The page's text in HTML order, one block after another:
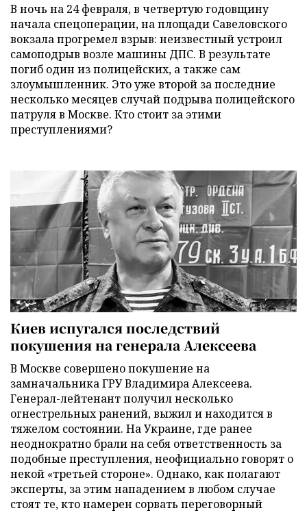
В ночь на 24 февраля, в четвертую годовщину
начала спецоперации, на площади Савеловского
вокзала прогремел взрыв: неизвестный устроил
самоподрыв возле машины ДПС. В результате
погиб один из полицейских, а также сам
злоумышленник. Это уже второй за последние
несколько месяцев случай подрыва полицейского
патруля в Москве. Кто стоит за этими
преступлениями?
Киев испугался последствий
покушения на генерала Алексеева
В Москве совершено покушение на
замначальника ГРУ Владимира Алексеева.
Генерал-лейтенант получил несколько
огнестрельных ранений, выжил и находится в
тяжелом состоянии. На Украине, где ранее
неоднократно брали на себя ответственность за
подобные преступления, неофициально говорят о
некой «третьей стороне». Однако, как полагают
эксперты, за этим нападением в любом случае
стоят те, кто намерен сорвать переговорный